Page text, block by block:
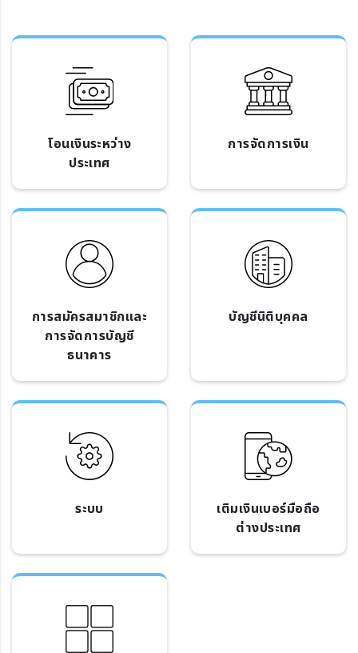
โอนเงินระหว่าง
ประเทศ
การจัดการเงิน
การสมัครสมาชิกและ
การจัดการบัญชี
ธนาคาร
บัญชีนิติบุคคล
ระบบ
เติมเงินเบอร์มือถือ
ต่างประเทศ